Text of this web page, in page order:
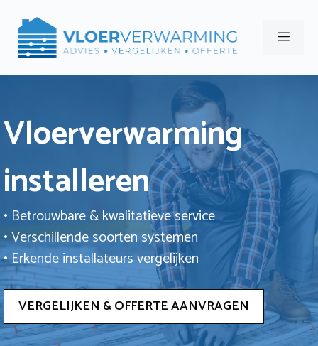
naar
Menu
Vloerverwarming
installeren
• Betrouwbare & kwalitatieve service
• Verschillende soorten systemen
• Erkende installateurs vergelijken
VERGELIJKEN & OFFERTE AANVRAGEN